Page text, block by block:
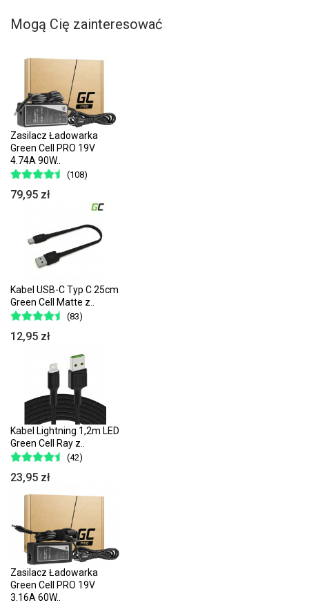
Mogą Cię zainteresować
Zasilacz Ładowarka
Green Cell PRO 19V
4.74A 90W..
(108)
79,95 zł
Kabel USB-C Typ C 25cm
Green Cell Matte z..
(83)
12,95 zł
Kabel Lightning 1,2m LED
Green Cell Ray z..
(42)
23,95 zł
Zasilacz Ładowarka
Green Cell PRO 19V
3.16A 60W..